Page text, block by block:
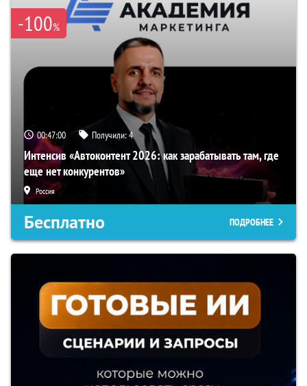
-100%
00:46:59 Получили:4
Интенсив «Автоконтент 2026: как зарабатывать там, где
еще нет конкурентов»
Россия
Бесплатно ПОДРОБНЕЕ